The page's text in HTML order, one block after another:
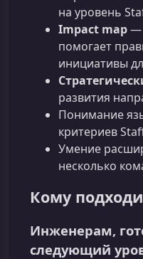
на уровень
Impact map—
помогает
инициативы
развития
Понимание
критериев
Умение
несколько
Кому
Инженерам,
следующий